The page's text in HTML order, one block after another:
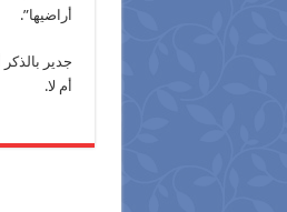
أراضيها”.
جدير
أم لا.